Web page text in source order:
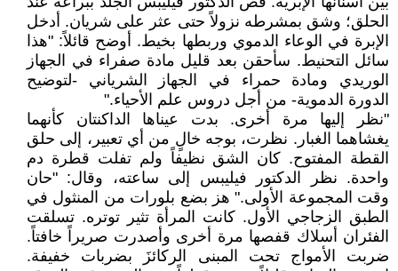
الحلق؛ وشق بمشرطه نزولاً حتى عثر على شريان. أدخل
الإبرة في الوعاء الدموي وربطها بخيط. أوضح قائلاً: "هذا
سائل التحنيط. سأحقن بعد قليل مادة صفراء في الجهاز
الوريدي ومادة حمراء في الجهاز الشرياني -لتوضيح
الدورة الدموية- من أجل دروس علم الأحياء."
"نظر إليها مرة أخرى. بدت عيناها الداكنتان كأنهما
يغشاهما الغبار. نظرت، بوجه خالٍ من أي تعبير، إلى حلق
القطة المفتوح. كان الشق نظيفاً ولم تفلت قطرة دم
واحدة. نظر الدكتور فيليبس إلى ساعته، وقال: "حان
وقت المجموعة الأولى." هز بضع بلورات من المنثول في
الطبق الزجاجي الأول. كانت المرأة تثير توتره. تسلقت
الفئران أسلاك قفصها مرة أخرى وأصدرت صريراً خافتاً.
ضربت الأمواج تحت المبنى الركائزَ بضربات خفيفة.